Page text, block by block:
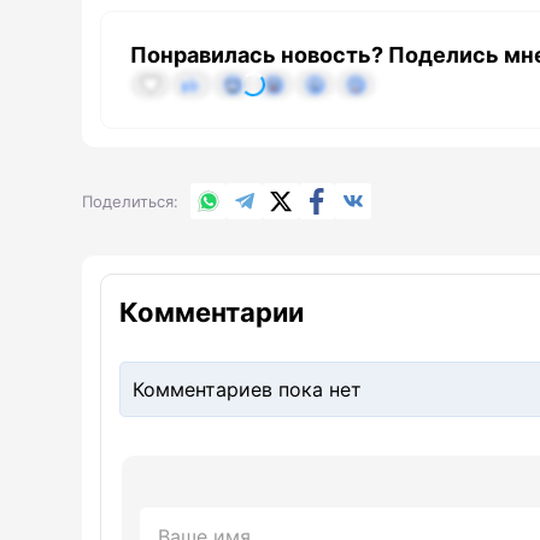
Понравилась новость? Поделись
Поделиться WhatsApp
TelegramX.comFacebook
Комментарии
Комментариев пока нет